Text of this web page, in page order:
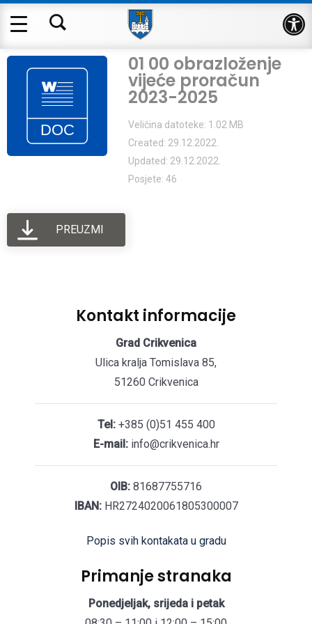
01 00 obrazloženje
vijeće proračun
2023-2025
Veličina datoteke: 1.02 MB
Created: 29.12.2022.
Updated: 29.12.2022.
Posjete: 46
PREUZMI
Kontakt informacije
Grad Crikvenica
Ulica kralja Tomislava 85,
51260 Crikvenica
Tel:+385 (0)51 455 400
E-mail:info@crikvenica.hr
OIB: 81687755716
IBAN:HR2724020061805300007
Popis svih kontakata u gradu
Primanje stranaka
Ponedjeljak, srijeda i petak